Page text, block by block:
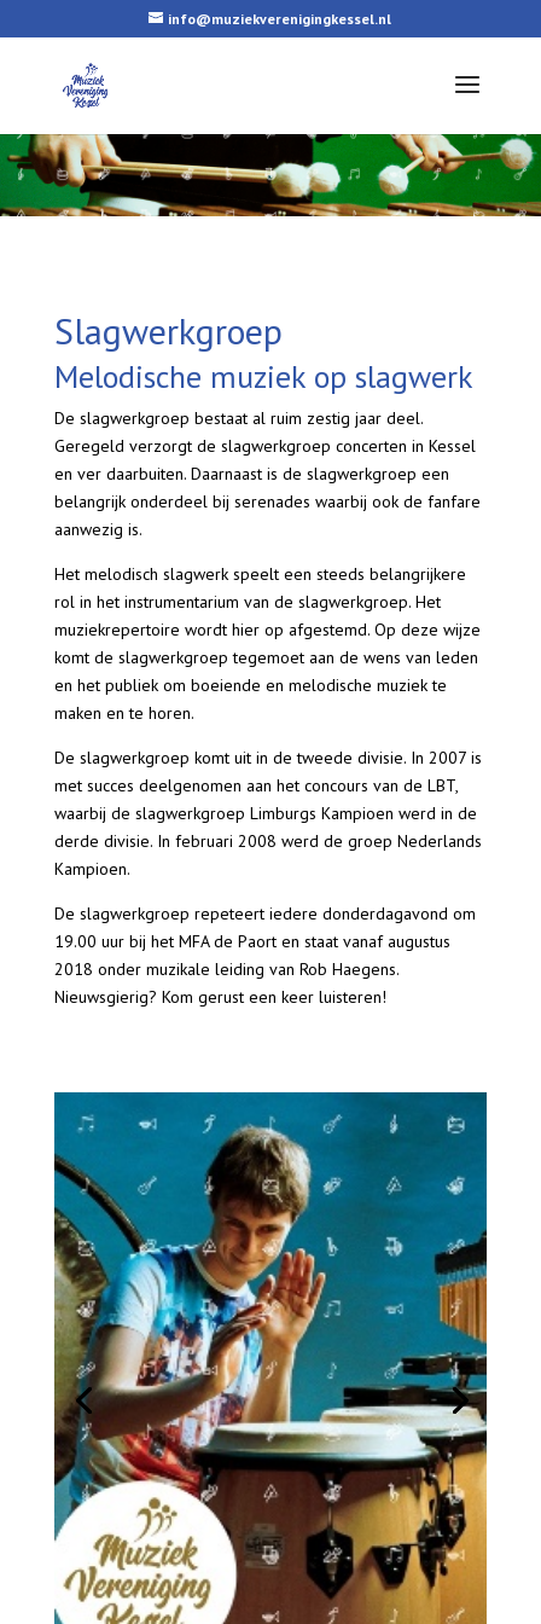
info@muziekverenigingkessel.nl
Slagwerkgroep
Melodische muziek op slagwerk
De slagwerkgroep bestaat al ruim zestig jaar deel.
Geregeld verzorgt de slagwerkgroep concerten in Kessel
en ver daarbuiten. Daarnaast is de slagwerkgroep een
belangrijk onderdeel bij serenades waarbij ook de fanfare
aanwezig is.
Het melodisch slagwerk speelt een steeds belangrijkere
rol in het instrumentarium van de slagwerkgroep. Het
muziekrepertoire wordt hier op afgestemd. Op deze wijze
komt de slagwerkgroep tegemoet aan de wens van leden
en het publiek om boeiende en melodische muziek te
maken en te horen.
De slagwerkgroep komt uit in de tweede divisie. In 2007 is
met succes deelgenomen aan het concours van de LBT,
waarbij de slagwerkgroep Limburgs Kampioen werd in de
derde divisie. In februari 2008 werd de groep Nederlands
Kampioen.
De slagwerkgroep repeteert iedere donderdagavond om
19.00 uur bij het MFA de Paort en staat vanaf augustus
2018 onder muzikale leiding van Rob Haegens.
Nieuwsgierig? Kom gerust een keer luisteren!